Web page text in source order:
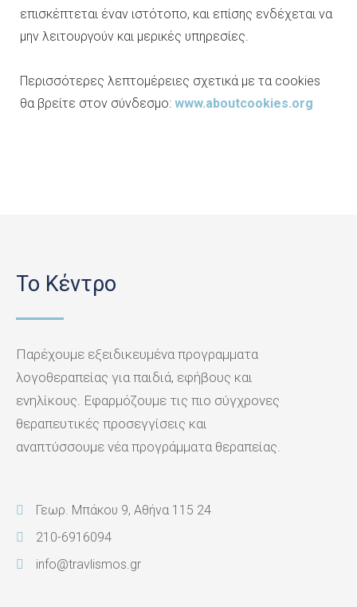
επισκέπτεται έναν ιστότοπο, και επίσης ενδέχεται να
μην λειτουργούν και μερικές υπηρεσίες.
Περισσότερες λεπτομέρειες σχετικά με τα cookies
θα βρείτε στον σύνδεσμο: www.aboutcookies.org
Το Κέντρο
Παρέχουμε εξειδικευμένα προγραμματα
λογοθεραπείας για παιδιά, εφήβους και
ενηλίκους. Εφαρμόζουμε τις πιο σύγχρονες
θεραπευτικές προσεγγίσεις και
αναπτύσσουμε νέα προγράμματα θεραπείας.
Γεωρ. Μπάκου 9, Αθήνα 115 24
210-6916094
info@travlismos.gr